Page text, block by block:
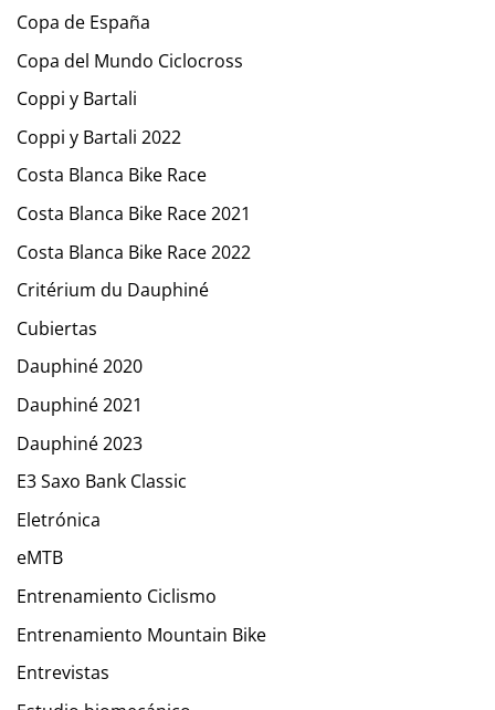
Copa de España
Copa del Mundo Ciclocross
Coppi y Bartali
Coppi y Bartali 2022
Costa Blanca Bike Race
Costa Blanca Bike Race 2021
Costa Blanca Bike Race 2022
Critérium du Dauphiné
Cubiertas
Dauphiné 2020
Dauphiné 2021
Dauphiné 2023
E3 Saxo Bank Classic
Eletrónica
eMTB
Entrenamiento Ciclismo
Entrenamiento Mountain Bike
Entrevistas